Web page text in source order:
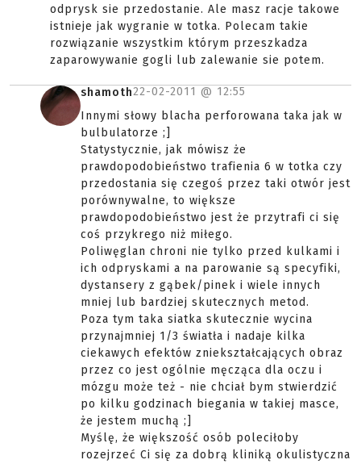
odprysk sie przedostanie. Ale masz racje takowe
istnieje jak wygranie w totka. Polecam takie
rozwiązanie wszystkim którym przeszkadza
zaparowywanie gogli lub zalewanie sie potem.
shamoth22-02-2011 @ 12:55
Innymi słowy blacha perforowana taka jak w
bulbulatorze ;]
Statystycznie, jak mówisz że
prawdopodobieństwo trafienia 6 w totka czy
przedostania się czegoś przez taki otwór jest
porównywalne, to większe
prawdopodobieństwo jest że przytrafi ci się
coś przykrego niż miłego.
Poliwęglan chroni nie tylko przed kulkami i
ich odpryskami a na parowanie są specyfiki,
dystansery z gąbek/pinek i wiele innych
mniej lub bardziej skutecznych metod.
Poza tym taka siatka skutecznie wycina
przynajmniej 1/3 światła i nadaje kilka
ciekawych efektów zniekształcających obraz
przez co jest ogólnie męcząca dla oczu i
mózgu może też - nie chciał bym stwierdzić
po kilku godzinach biegania w takiej masce,
że jestem muchą ;]
Myślę, że większość osób poleciłoby
rozejrzeć Ci się za dobrą kliniką okulistyczna